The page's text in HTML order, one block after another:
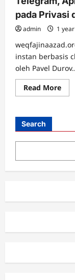
pada Privasi
admin 1
instan berbasis
oleh Pavel
Read MoreRead
more
dan
Search